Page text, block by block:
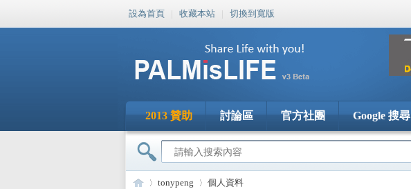
設為首頁 | 收藏本站 | 切換到寬版
2013 贊助 討論區 官方社團 Google 搜尋
tonypeng 個人資料